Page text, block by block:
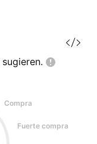
sugieren.
Compra
Fuerte compra